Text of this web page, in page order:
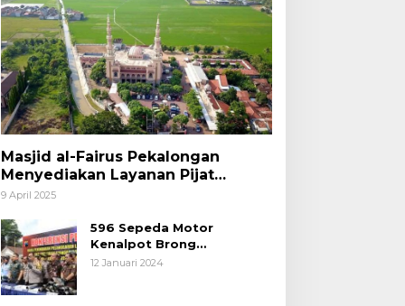
Masjid al-Fairus Pekalongan
Menyediakan Layanan Pijat
hingga Potong Rambut Gratis bagi
9 April 2025
596 Sepeda Motor
Kenalpot Brong
Diamankan Polres
12 Januari 2024